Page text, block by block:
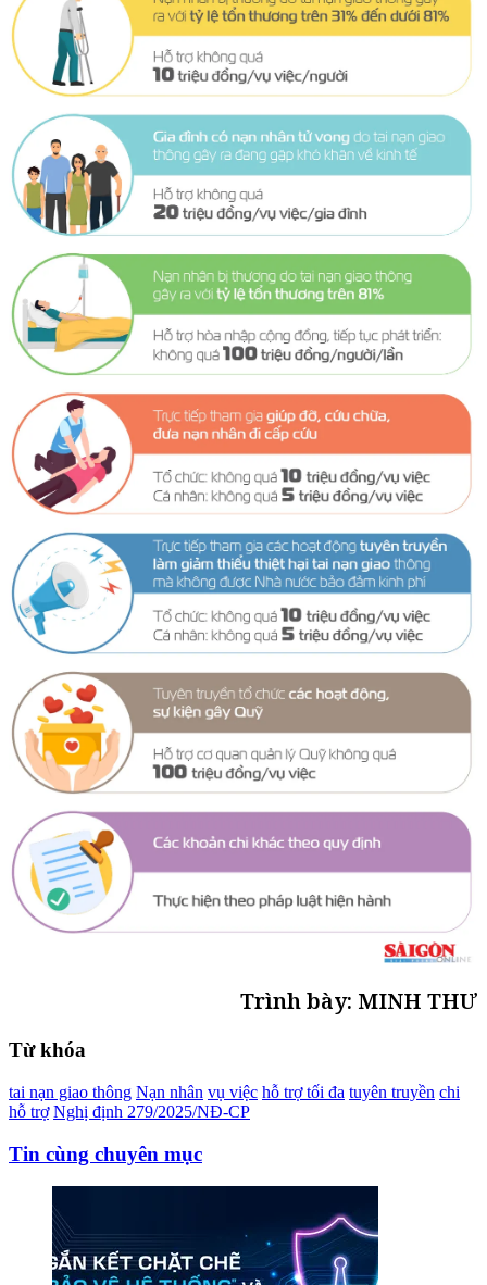
Trình bày: MINH THƯ
Từ khóa
tai nạn giao thông Nạn nhân vụ việc hỗ trợ tối đa tuyên truyền chi
hỗ trợ Nghị định 279/2025/NĐ-CP
Tin cùng chuyên mục